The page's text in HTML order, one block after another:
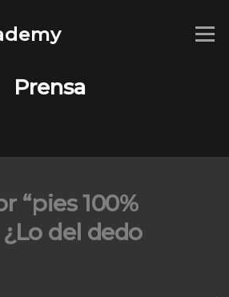
Menú
Prensa
“pies 100%
¿Lo del dedo